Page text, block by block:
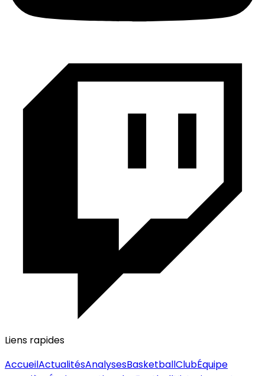
Liens rapides
AccueilActualitésAnalysesBasketballClubÉquipe